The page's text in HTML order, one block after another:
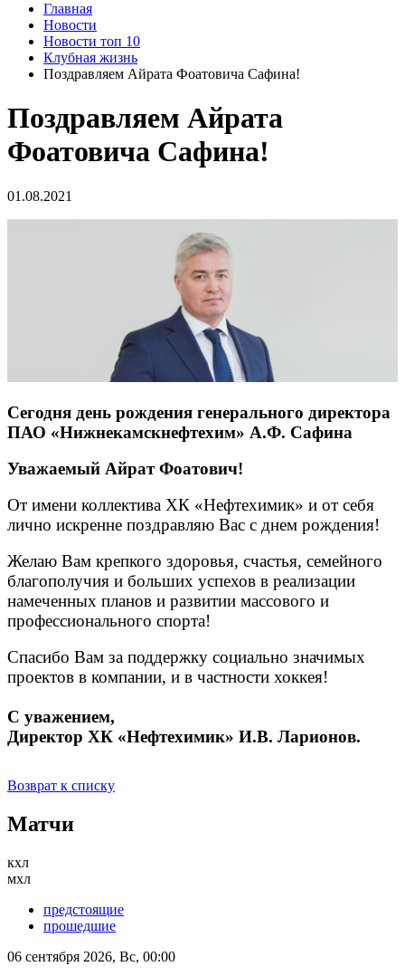
Главная
Новости
Новости топ 10
Клубная жизнь
Поздравляем Айрата Фоатовича Сафина!
Поздравляем Айрата
Фоатовича Сафина!
01.08.2021
Сегодня день рождения генерального директора
ПАО «Нижнекамскнефтехим» А.Ф. Сафина
Уважаемый Айрат Фоатович!
От имени коллектива ХК «Нефтехимик» и от себя
лично искренне поздравляю Вас с днем рождения!
Желаю Вам крепкого здоровья, счастья, семейного
благополучия и больших успехов в реализации
намеченных планов и развитии массового и
профессионального спорта!
Спасибо Вам за поддержку социально значимых
проектов в компании, и в частности хоккея!
С уважением,
Директор ХК «Нефтехимик» И.В. Ларионов.
Возврат к списку
Матчи
кхл
мхл
предстоящие
прошедшие
06 сентября 2026, Вс, 00:00